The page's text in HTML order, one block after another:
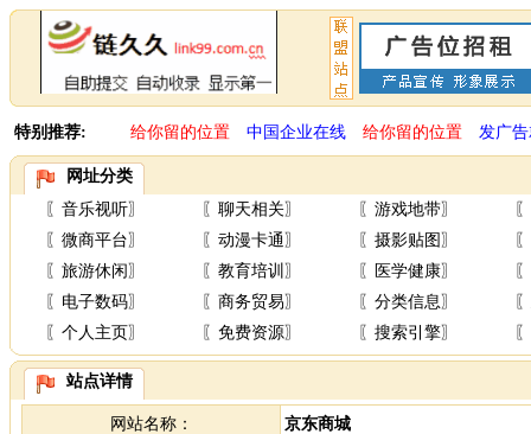
特别推荐: 给你留的位置 中国企业在线 给你留的位置 发广
网址分类
〖 音乐视听〗 〖 聊天相关〗 〖 游戏地带〗
〖
〖 微商平台〗 〖 动漫卡通 〗 〖 摄影贴图 〗
〖
〖 旅游休闲 〗 〖 教育培训 〗 〖 医学健康〗
〖
〖 电子数码〗 〖 商务贸易〗 〖 分类信息〗
〖
〖 个人主页〗 〖 免费资源〗 〖 搜索引擎〗 〖
站点详情
网站名称： 京东商城